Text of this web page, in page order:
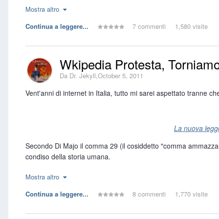
Con ciò è a significarsi quanto l'essere pateticamente
Ma, fino a prova contraria, trattandosi solo di una mia
Mostra altro
Continua a leggere...
7 commenti 1,580 visite
Wkipedia Protesta,
Da Dr. Jekyll,October 5, 2011
Vent'anni di internet in Italia, tutto mi sarei aspettato tranne
La nuova
Secondo Di Majo il comma 29 (il cosiddetto "comma
condiso della storia umana.
Così, infatti, spera l'autore, si tornerebbe alla consultazione
Il suo editoriale che arriva all'indomani della decisione di
Mostra altro
Continua a leggere...
8 commenti 1,770 visite